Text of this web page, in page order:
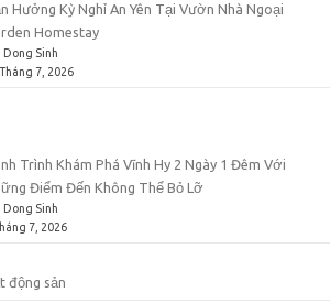
Hưởng Kỳ Nghỉ An Yên Tại Vườn Nhà Ngoại
Homestay
Dong Sinh
7, 2026
Trình Khám Phá Vĩnh Hy 2 Ngày 1 Đêm Với
Điểm Đến Không Thể Bỏ Lỡ
Dong Sinh
7, 2026
động sản